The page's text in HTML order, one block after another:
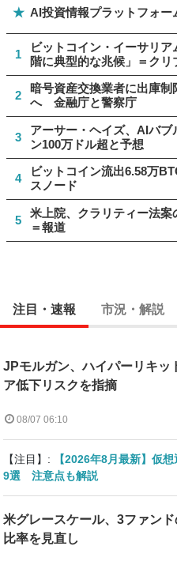
★ AI投資情報プラットフォ
1
ビットコイン・イーサリ
階に典型的な兆候」＝クリ
2
暗号資産交換業者に出庫
へ 金融庁と警察庁
3
アーサー・ヘイズ、AIバ
ン100万ドル超と予想
4
ビットコイン流出6.58万
スノード
5
米上院、クラリティー法案
＝報道
注目・速報 市況・解説
JPモルガン、ハイパーリキッ
ア低下リスクを指摘
08/07 06:10
【注目】:
【2026年8月最新】仮
9選 注意点も解説
米グレースケール、3ファン
比率を見直し